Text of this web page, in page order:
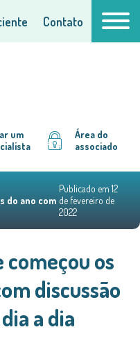
Contato
um
Área do
associado
do ano com
Publicado em 12
de fevereiro de
2022
os
discussão
a dia